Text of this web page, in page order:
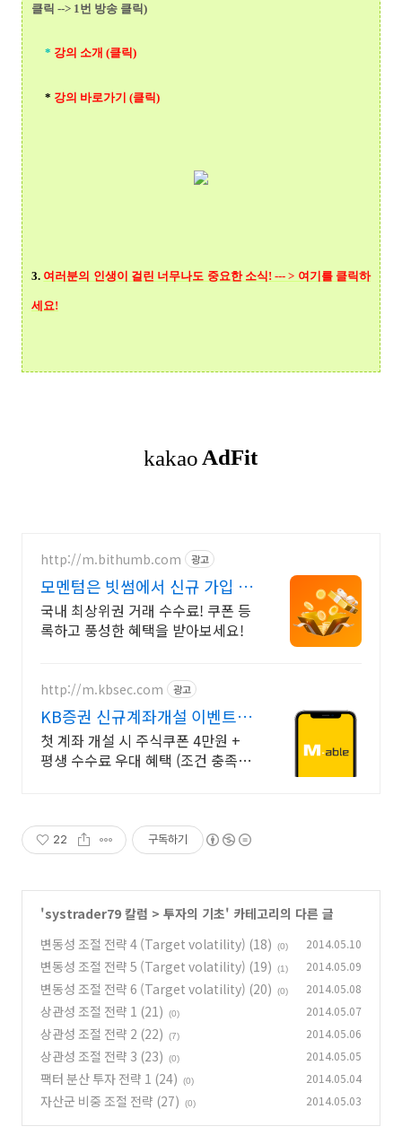
클릭 --> 1번 방송 클릭)
* 강의 소개 (클릭)
* 강의 바로가기 (클릭)
3. 여러분의 인생이 걸린 너무나도 중요한 소식! --- > 여기를 클릭하
세요!
http://m.bithumb.com 광고
모멘텀은 빗썸에서 신규 가입 시
5만원 혜택
국내 최상위권 거래 수수료! 쿠폰 등
록하고 풍성한 혜택을 받아보세요!
http://m.kbsec.com 광고
KB증권 신규계좌개설 이벤트
국내주식쿠폰 최대 5만원
첫 계좌 개설 시 주식쿠폰 4만원 +
평생 수수료 우대 혜택 (조건 충족
22 구독하기
'systrader79 칼럼 > 투자의 기초' 카테고리의 다른 글
변동성 조절 전략 4 (Target volatility) (18)
(0) 2014.05.10
변동성 조절 전략 5 (Target volatility) (19) (1) 2014.05.09
변동성 조절 전략 6 (Target volatility) (20) (0) 2014.05.08
상관성 조절 전략 1 (21) (0) 2014.05.07
상관성 조절 전략 2 (22) (7) 2014.05.06
상관성 조절 전략 3 (23) (0) 2014.05.05
팩터 분산 투자 전략 1 (24) (0) 2014.05.04
자산군 비중 조절 전략 (27) (0) 2014.05.03